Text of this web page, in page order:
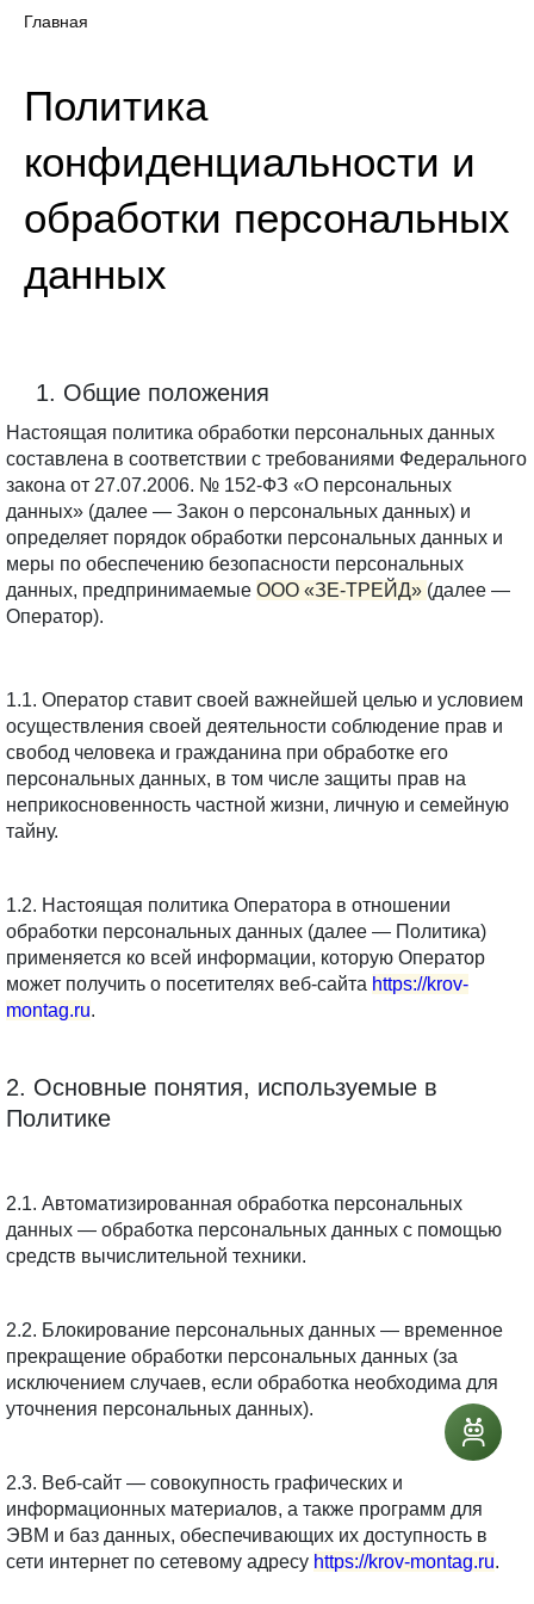
Главная
Политика
конфиденциальности и
обработки персональных
данных
1. Общие положения
Настоящая политика обработки персональных данных
составлена в соответствии с требованиями Федерального
закона от 27.07.2006. № 152-ФЗ «О персональных
данных» (далее — Закон о персональных данных) и
определяет порядок обработки персональных данных и
меры по обеспечению безопасности персональных
данных, предпринимаемые ООО «ЗЕ-ТРЕЙД» (далее —
Оператор).
1.1. Оператор ставит своей важнейшей целью и условием
осуществления своей деятельности соблюдение прав и
свобод человека и гражданина при обработке его
персональных данных, в том числе защиты прав на
неприкосновенность частной жизни, личную и семейную
тайну.
1.2. Настоящая политика Оператора в отношении
обработки персональных данных (далее — Политика)
применяется ко всей информации, которую Оператор
может получить о посетителях веб-сайта https://krov-
montag.ru.
2. Основные понятия, используемые в
Политике
2.1. Автоматизированная обработка персональных
данных — обработка персональных данных с помощью
средств вычислительной техники.
2.2. Блокирование персональных данных — временное
прекращение обработки персональных данных (за
исключением случаев, если обработка необходима для
уточнения персональных данных).
2.3. Веб-сайт — совокупность графических и
информационных материалов, а также программ для
ЭВМ и баз данных, обеспечивающих их доступность в
сети интернет по сетевому адресу https://krov-montag.ru.